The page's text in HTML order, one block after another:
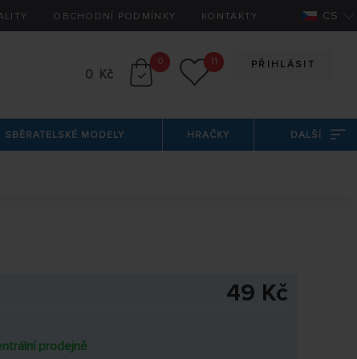
OBCHODNÍ PODMÍNKY KONTAKTY CS
PŘIHLÁSIT
0 Kč
0 11
SBĚRATELSKÉ MODELY HRAČKY DALŠÍ
49 Kč
prodejně